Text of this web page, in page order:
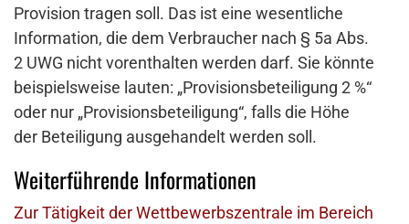
Provision tragen soll. Das ist eine wesentliche
Information, die dem Verbraucher nach § 5a Abs.
2 UWG nicht vorenthalten werden darf. Sie könnte
beispielsweise lauten: „Provisionsbeteiligung 2 %“
oder nur „Provisionsbeteiligung“, falls die Höhe
der Beteiligung ausgehandelt werden soll.
Weiterführende Informationen
Zur Tätigkeit der Wettbewerbszentrale im Bereich